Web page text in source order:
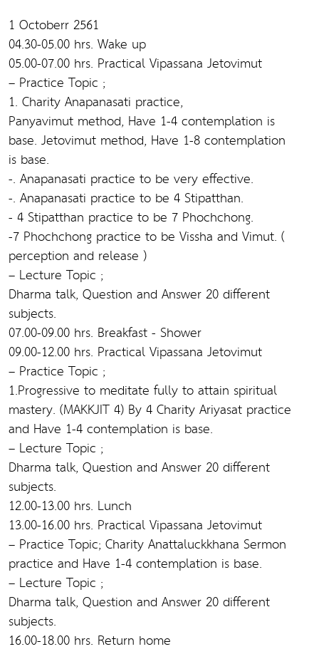
1 Octoberr 2561
04.30-05.00 hrs. Wake up
05.00-07.00 hrs. Practical Vipassana Jetovimut
– Practice Topic ;
1. Charity Anapanasati practice,
Panyavimut method, Have 1-4 contemplation is
base. Jetovimut method, Have 1-8 contemplation
is base.
-. Anapanasati practice to be very effective.
-. Anapanasati practice to be 4 Stipatthan.
- 4 Stipatthan practice to be 7 Phochchong.
-7 Phochchong practice to be Vissha and Vimut. (
perception and release )
– Lecture Topic ;
Dharma talk, Question and Answer 20 different
subjects.
07.00-09.00 hrs. Breakfast - Shower
09.00-12.00 hrs. Practical Vipassana Jetovimut
– Practice Topic ;
1.Progressive to meditate fully to attain spiritual
mastery. (MAKKJIT 4) By 4 Charity Ariyasat practice
and Have 1-4 contemplation is base.
– Lecture Topic ;
Dharma talk, Question and Answer 20 different
subjects.
12.00-13.00 hrs. Lunch
13.00-16.00 hrs. Practical Vipassana Jetovimut
– Practice Topic; Charity Anattaluckkhana Sermon
practice and Have 1-4 contemplation is base.
– Lecture Topic ;
Dharma talk, Question and Answer 20 different
subjects.
16.00-18.00 hrs. Return home